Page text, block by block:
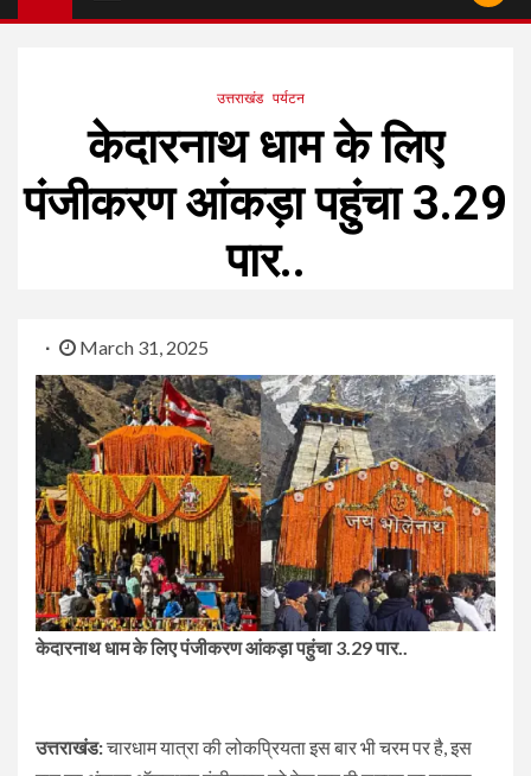
उत्तराखंड पर्यटन
केदारनाथ धाम के लिए
पंजीकरण आंकड़ा पहुंचा 3.29
पार..
March 31, 2025
केदारनाथ धाम के लिए पंजीकरण आंकड़ा पहुंचा 3.29 पार..
उत्तराखंड:चारधाम यात्रा की लोकप्रियता इस बार भी चरम पर है, इस